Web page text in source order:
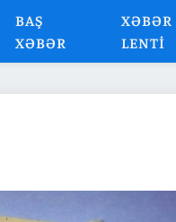
BAŞ
XƏBƏR
XƏBƏR
LENTI